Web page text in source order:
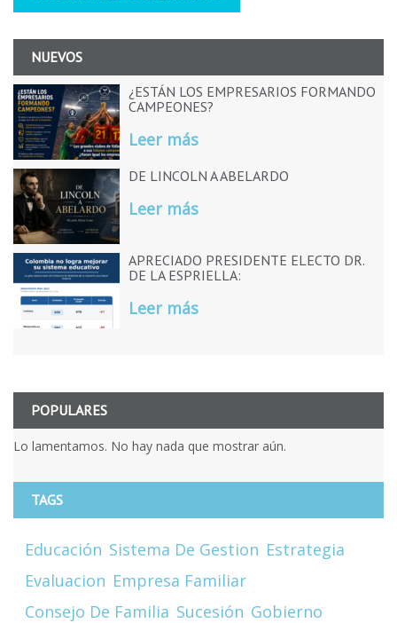
NUEVOS
¿ESTÁN LOS EMPRESARIOS FORMANDO
CAMPEONES?
Leer más
DE LINCOLN A ABELARDO
Leer más
APRECIADO PRESIDENTE ELECTO DR.
DE LA ESPRIELLA:
Leer más
POPULARES
Lo lamentamos. No hay nada que mostrar aún.
TAGS
Educación Sistema De Gestion Estrategia
Evaluacion Empresa Familiar
Consejo De Familia Sucesión Gobierno